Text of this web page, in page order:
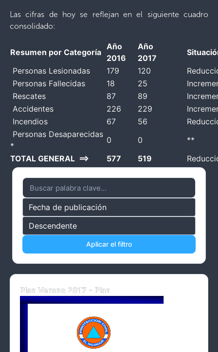
Las cifras de hoy se reflejan en el siguiente cuadro
consolidado:
Resumen por Categoría
Año
2016
Año
2017
Personas Lesionadas
179 120
Personas Fallecidas
18 25
Rescates
87 89
Accidentes
226 229
Incendios
67 56
Personas Desaparecidas
*
0 0
**
TOTAL GENERAL ==>
577 519
Aplicar el filtro
Plan Verano 2017 - Plan